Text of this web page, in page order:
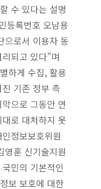
수 있다는 설명
등록번호 오남용
으로서 이용자 동
되고 있다”며
하게 수집, 활용
기존 정부 측
으로 그동안 연
로 대처하지 못
정보보호위원
영훈 신기술지원
민의 기본적인
보 보호에 대한